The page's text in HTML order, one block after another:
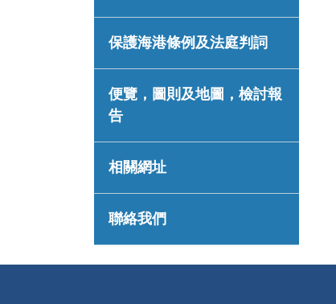
保護海港條例及法庭判詞
便覽，圖則及地圖，檢討報
告
相關網址
聯絡我們